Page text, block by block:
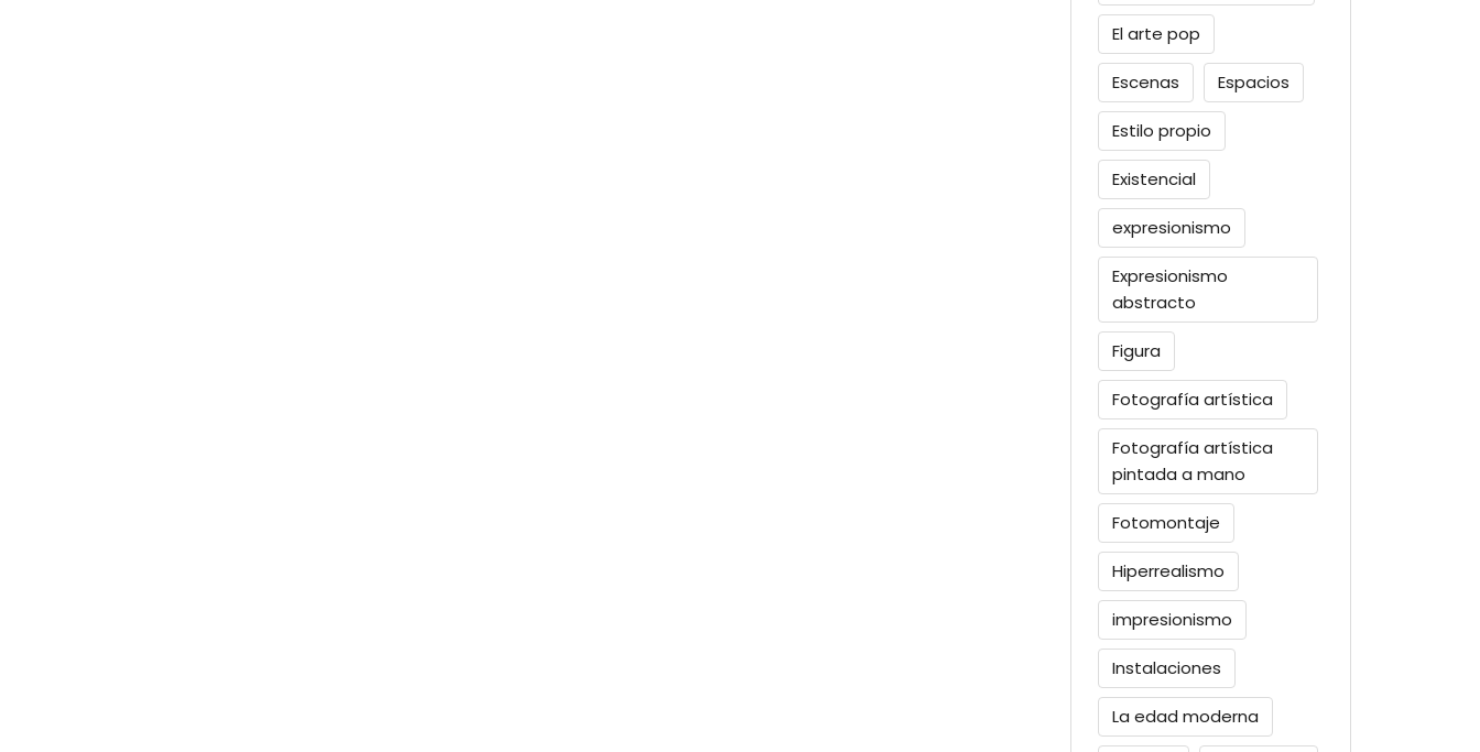
El arte pop
Escenas Espacios
Estilo propio
Existencial
expresionismo
Expresionismo
abstracto
Figura
Fotografía artística
Fotografía artística
pintada a mano
Fotomontaje
Hiperrealismo
impresionismo
Instalaciones
La edad moderna